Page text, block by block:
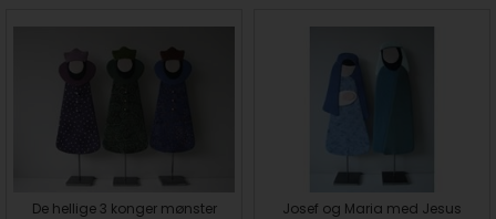
De hellige 3 konger mønster
Josef og Maria med Jesus